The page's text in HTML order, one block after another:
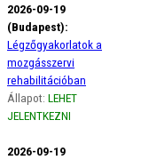
2026-09-19
(Budapest):
Légzőgyakorlatok a
mozgásszervi
rehabilitációban
Állapot: LEHET
JELENTKEZNI
2026-09-19